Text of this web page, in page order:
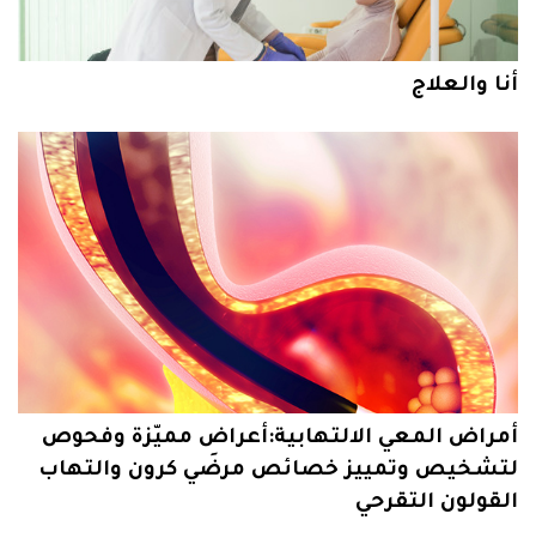
أنا والعلاج
أمراض المعي الالتهابية:أعراض مميّزة وفحوص
لتشخيص وتمييز خصائص مرضَي كرون والتهاب
القولون التقرحي